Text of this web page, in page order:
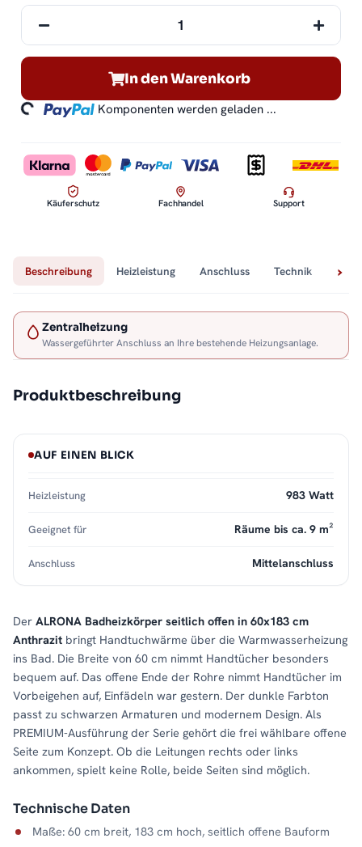
In den Warenkorb
Komponenten werden geladen ...
Käuferschutz Fachhandel Support
Beschreibung Heizleistung Anschluss Technik
Zentralheizung
Wassergeführter Anschluss an Ihre bestehende Heizungsanlage.
Produktbeschreibung
Der ALRONA Badheizkörper seitlich offen in 60x183 cm
Anthrazit bringt Handtuchwärme über die Warmwasserheizung
ins Bad. Die Breite von 60 cm nimmt Handtücher besonders
bequem auf. Das offene Ende der Rohre nimmt Handtücher im
Vorbeigehen auf, Einfädeln war gestern. Der dunkle Farbton
passt zu schwarzen Armaturen und modernem Design. Als
PREMIUM-Ausführung der Serie gehört die frei wählbare offene
Seite zum Konzept. Ob die Leitungen rechts oder links
ankommen, spielt keine Rolle, beide Seiten sind möglich.
Technische Daten
Maße: 60 cm breit, 183 cm hoch, seitlich offene Bauform
AUF EINEN BLICK
Heizleistung 983 Watt
Geeignet für Räume bis ca. 9 m²
Anschluss Mittelanschluss